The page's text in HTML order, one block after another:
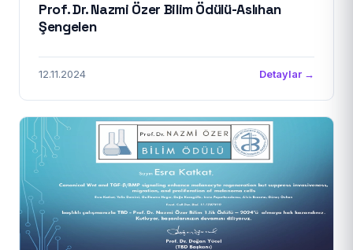
Prof. Dr. Nazmi Özer Bilim Ödülü-Aslıhan
Şengelen
12.11.2024 Detaylar →